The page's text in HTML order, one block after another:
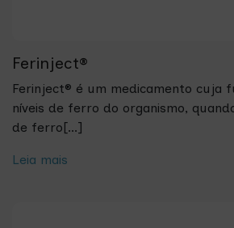
Ferinject®
Ferinject® é um medicamento cuja
níveis de ferro do organismo,
de ferro[...]
Leia mais